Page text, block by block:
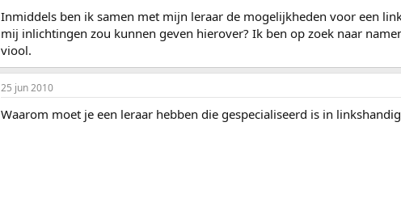
Inmiddels ben ik samen met mijn leraar de mogelijkheden voor een
mij inlichtingen zou kunnen geven hierover? Ik ben op zoek naar
viool.
25 jun 2010
Waarom moet je een leraar hebben die gespecialiseerd is in